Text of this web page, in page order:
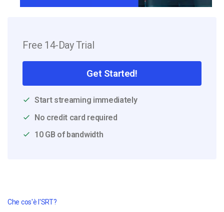
Free 14-Day Trial
Get Started!
Start streaming immediately
No credit card required
10 GB of bandwidth
Che cos'è l'SRT?